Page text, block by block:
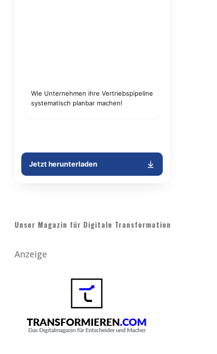
Unser Magazin für Digitale Transformation
Anzeige